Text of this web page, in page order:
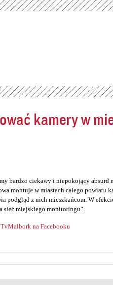
kamery w
bardzo ciekawy i niepokojący absurd
montuje w miastach całego powiatu
podgląd z nich mieszkańcom. W
sieć miejskiego monitoringu”.
na Facebooku